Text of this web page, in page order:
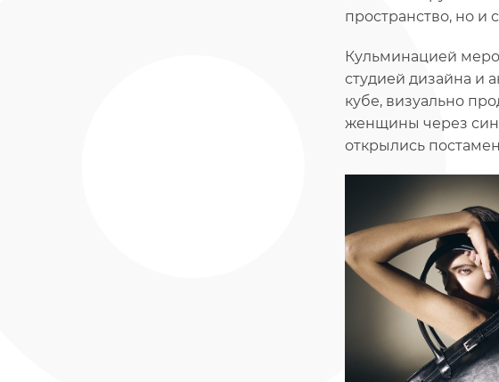
пространство, но и
Кульминацией
студией дизайна и
кубе, визуально
женщины через
открылись